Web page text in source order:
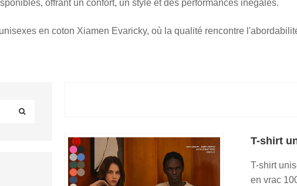
offrant un confort, un style et des performances inégalés.
en coton Xiamen Evaricky, où la qualité rencontre
T-shirt
T-shirt
en vrac